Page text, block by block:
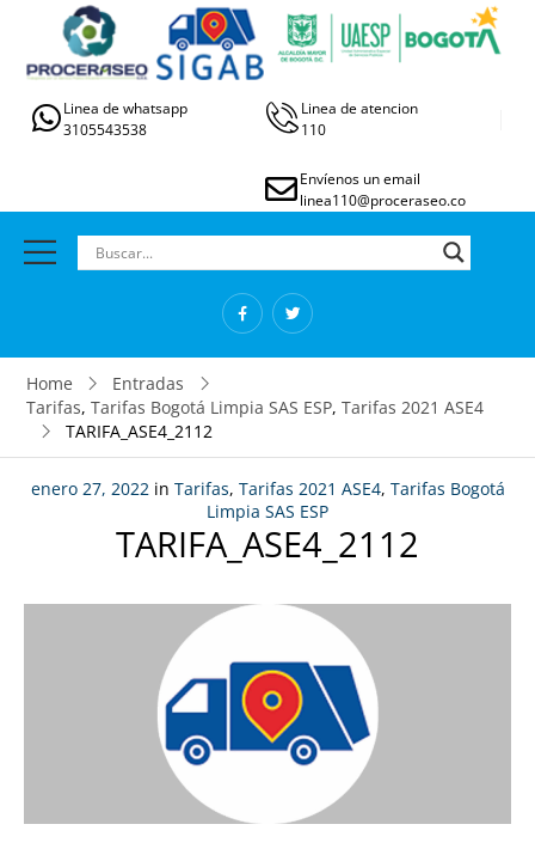
Linea de whatsapp
3105543538
Linea de atencion
110
Envíenos un email
linea110@proceraseo.co
Home
Entradas
Tarifas, Tarifas Bogotá Limpia SAS ESP, Tarifas 2021 ASE4
TARIFA_ASE4_2112
enero 27, 2022in Tarifas, Tarifas 2021 ASE4, Tarifas Bogotá
Limpia SAS ESP
TARIFA_ASE4_2112